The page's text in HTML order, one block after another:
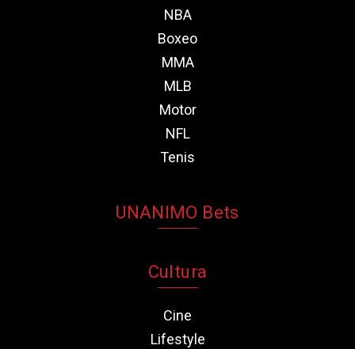
NBA
Boxeo
MMA
MLB
Motor
NFL
Tenis
UNANIMO Bets
Cultura
Cine
Lifestyle